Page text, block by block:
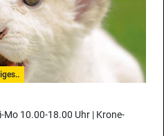
Mo 10.00-18.00 Uhr | Krone-